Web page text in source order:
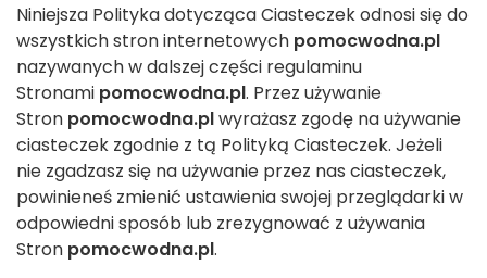
Niniejsza Polityka dotycząca Ciasteczek odnosi się do
wszystkich stron internetowych pomocwodna.pl
nazywanych w dalszej części regulaminu
Stronami pomocwodna.pl. Przez używanie
Stron pomocwodna.plwyrażasz zgodę na używanie
ciasteczek zgodnie z tą Polityką Ciasteczek. Jeżeli
nie zgadzasz się na używanie przez nas ciasteczek,
powinieneś zmienić ustawienia swojej przeglądarki w
odpowiedni sposób lub zrezygnować z używania
Stron pomocwodna.pl.